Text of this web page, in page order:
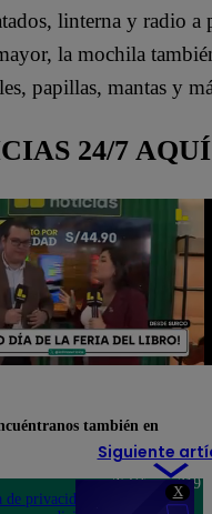
X
linterna y radio a
la mochila
papillas, mantas y
24/7 AQUÍ
Siguiente
también en
de privacidad
Teléfono: 219